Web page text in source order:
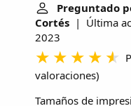
Preguntado
Cortés | Última
2023
valoraciones)
Tamaños de